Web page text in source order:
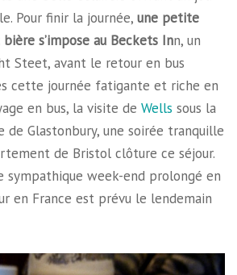
Pour finir la journée, une petite
s’impose au Beckets Inn, un
Steet, avant le retour en bus
cette journée fatigante et riche en
en bus, la visite de Wells sous la
de Glastonbury, une soirée tranquille
de Bristol clôture ce séjour.
sympathique week-end prolongé en
en France est prévu le lendemain